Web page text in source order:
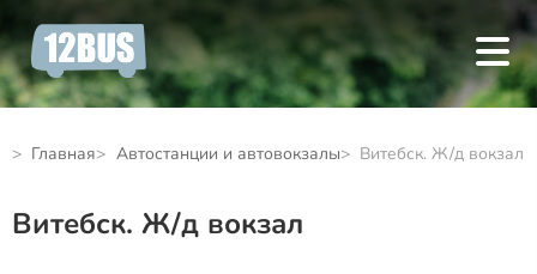
Главная Автостанции и автовокзалы Витебск. Ж/д вокзал
Витебск. Ж/д вокзал